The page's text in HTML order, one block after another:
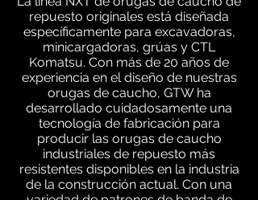
repuesto originales está diseñada
específicamente para excavadoras,
minicargadoras, grúas y CTL
Komatsu. Con más de 20 años de
experiencia en el diseño de nuestras
orugas de caucho, GTW ha
desarrollado cuidadosamente una
tecnología de fabricación para
producir las orugas de caucho
industriales de repuesto más
resistentes disponibles en la industria
de la construcción actual. Con una